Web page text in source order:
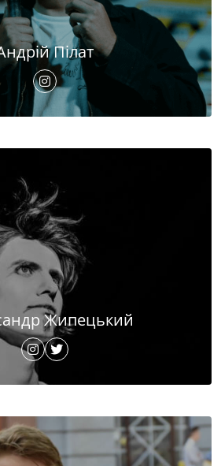
Пілат
Жипецький